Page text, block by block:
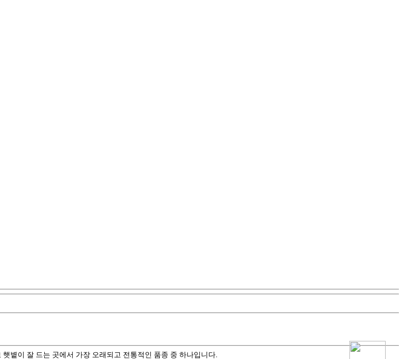
볕이 잘 드는 곳에서 가장 오래되고 전통적인 품종 중 하나입니다.